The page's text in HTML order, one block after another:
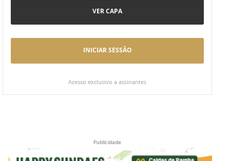
VER CAPA
INICIAR SESSÃO
Acesso exclusivo a assinantes
Publicidade